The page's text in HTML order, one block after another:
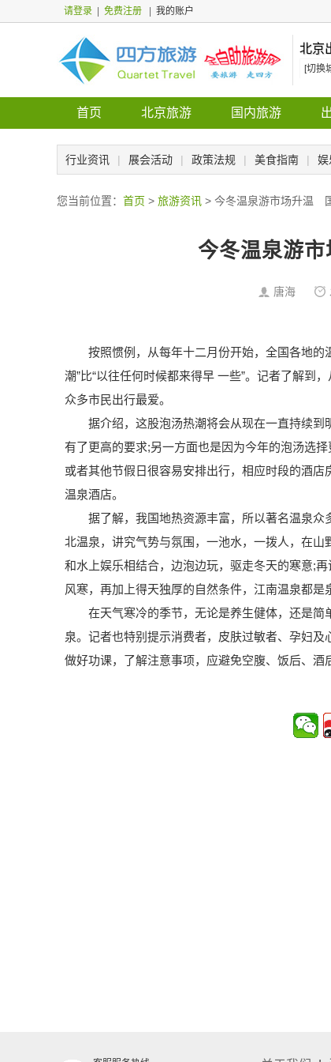
请登录 免费注册 我的账户
北京
[切换
首页 北京旅游 国内旅游
行业资讯 | 展会活动 | 政策法规 | 美食指南 | 娱
您当前位置： 首页 > 旅游资讯 > 今冬温泉游市场升温
今冬温泉游
唐海
按照惯例，从每年十二月份开始，全国各地的
潮”比“以往任何时候都来得早 一些”。记者了解到
众多市民出行最爱。
据介绍，这股泡汤热潮将会从现在一直持续到
有了更高的要求;另一方面也是因为今年的泡汤选
或者其他节假日很容易安排出行，相应时段的酒
温泉酒店。
据了解，我国地热资源丰富，所以著名温泉众
北温泉，讲究气势与氛围，一池水，一拨人，在
和水上娱乐相结合，边泡边玩，驱走冬天的寒意;
风寒，再加上得天独厚的自然条件，江南温泉都是
在天气寒冷的季节，无论是养生健体，还是简
泉。记者也特别提示消费者，皮肤过敏者、孕妇
做好功课，了解注意事项，应避免空腹、饭后、酒